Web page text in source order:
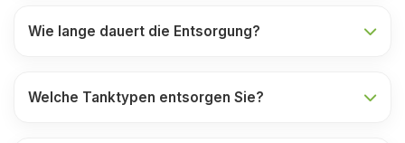
Wie lange dauert die Entsorgung?
Welche Tanktypen entsorgen Sie?